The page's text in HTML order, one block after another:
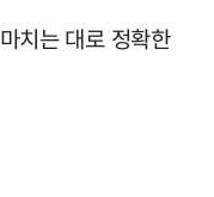
치는 대로 정확한